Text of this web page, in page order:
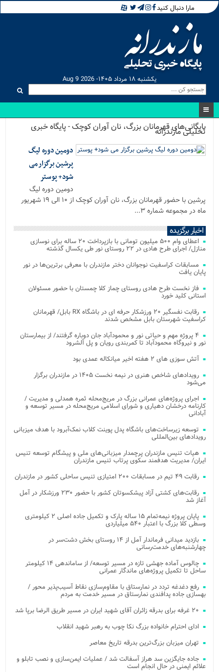
مارا دنبال کنید
یکشنبه ۱۸ مرداد ۱۴۰۵- Aug 9 2026
بایگانی‌های قهرمانان بزرگ، نان آوران کوچک - پایگاه خبری
تحلیلی مازندرانه
دومین دوره لیگ
پرشین برگزار می
شود+ پوستر
دومین دوره لیگ
پرشین با حضور قهرمانان بزرگ، نان آوران کوچک از ۱۰ الی ۱۹ شهریور
ماه در مجموعه شماره ۳...
اخبار برگزیده
اعطای وام ۵۰۰ میلیون تومانی با بازپرداخت ۲۰ ساله برای نوسازی
منازل/ اجرای طرح هادی در ۲۲ روستای نور طی یکسال گذشته
مسابقات کراسفیت نوجوانان دختر مازندران با معرفی برترین‌ها در نور
پایان یافت
فاز نخست طرح هادی روستای چماز کلا چمستان با حضور مسئولان
استانی کلید خورد
رقابت نفسگیر ۲۰ ورزشکار حرفه ای در باشگاه RX بابل/ قهرمانان
کراسفیت شهرستان بابل مشخص شدند
۴ پروژه مهم و حیاتی نور و محمودآباد جان دوباره گرفتند/ از بیمارستان
نور و نیروگاه محمودآباد تا کمربندی رویان و پل آلشرود
آتش‌ سوزی‌ های ۲ هفته اخیر میانکاله عمدی بود
رویدادهای شاخص هنری در نیمه نخست ۱۴۰۵ در مازندران برگزار
می‌شود
اجرای پروژه‌های عمرانی بزرگ در مریج‌محله ثمره همدلی و مدیریت /
کارنامه درخشان دهیاری و شورای اسلامی مریج‌محله در مسیر توسعه و
آبادانی
توسعه زیرساخت‌های باشگاه پدل پوینت کلاب نمک‌آبرود با هدف میزبانی
رویدادهای بین‌المللی
هیات تنیس مازندران پرچمدار میزبانی‌های ملی و پیشگام توسعه تنیس
ایران/ مدیریت هدفمند سکوی پرتاب تنیس مازندران
رقابت ۴۹ تیم در مسابقات ۲۰۰ امتیازی تنیس ساحلی کشور در مازندران
رقابت‌های کشتی آزاد پیشکسوتان کشور با حضور ۲۳۰ ورزشکار در آمل
آغاز شد
پایان پروژه نیمه‌تمام ۱۵ ساله پارک و تکمیل جاده اصلی ۲ کیلومتری
وسطی کلا بزرگ با اعتبار ۵۴۰ میلیاردی
بازدید میدانی فرماندار آمل از ۱۴ روستای بخش دشت‌سر در
چهارشنبه‌های خدمت‌رسانی
چالوس آماده جهشی تازه در مسیر توسعه/ از ساماندهی ۱۴ کیلومتر
ساحل تا تکمیل پروژه‌های ماندگار عمرانی
رفع دغدغه تردد در نمارستاق با مقاوم‌سازی نقاط آسیب‌پذیر محور /
بهسازی جاده پدافندی نمارستاق در مسیر خدمت به مردم
۲۰ غرفه برای بدرقه زائران آقای شهید ایران در مسیر طریق الرضا برپا شد
ادای احترام خانواده بزرگ نکا چوب به رهبر شهید انقلاب
تهران میزبان بزرگ‌ترین بدرقه تاریخ معاصر
جاده جایگزین سد هراز آسفالت شد / عملیات ایمن‌سازی و نصب تابلو و
علائم ایمنی در حال انجام است